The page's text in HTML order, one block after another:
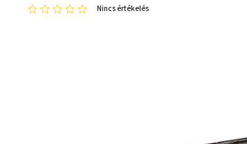
Nincs értékelés